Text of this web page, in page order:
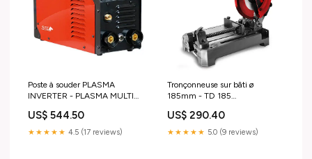
Poste à souder PLASMA
INVERTER - PLASMA MULTI
US$ 544.50
★★★★★ 4.5 (17 reviews)
Tronçonneuse sur bâti ø
185mm - TD 185
US$ 290.40
★★★★★ 5.0 (9 reviews)